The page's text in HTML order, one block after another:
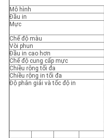
CHÍNH
SÁCH
BẢO
MẬT
Mô hình
Đầu in
Mực
Chế độ màu
Vòi phun
Đầu in cao hơn
Chế độ cung cấp mực
Chiều rộng tối đa
Chiều rộng in tối đa
Độ phân giải và tốc độ in